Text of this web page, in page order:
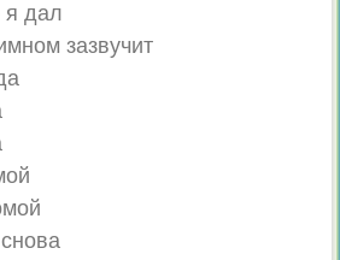
я дал
зазвучит